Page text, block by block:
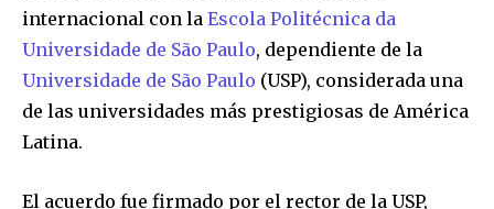
internacional con la Escola Politécnica da
Universidade de São Paulo, dependiente de la
Universidade de São Paulo (USP), considerada una
de las universidades más prestigiosas de América
Latina.
El acuerdo fue firmado por el rector de la USP,